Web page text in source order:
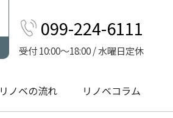
099-224-6111
受付 10:00～18:00 / 水曜日定休
リノベの流れ リノベコラム